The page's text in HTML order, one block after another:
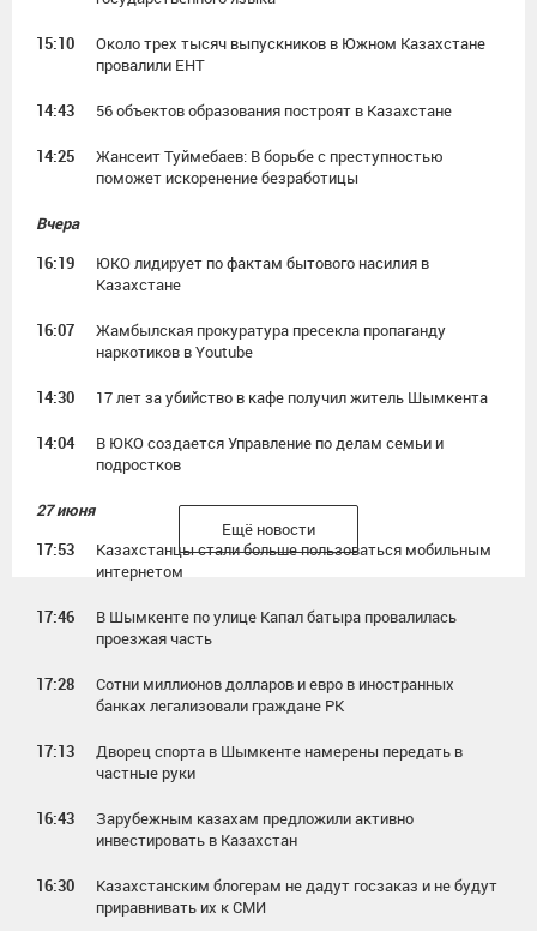
15:10
Около трех тысяч выпускников в Южном Казахстане
провалили ЕНТ
14:43 56 объектов образования построят в Казахстане
14:25
Жансеит Туймебаев: В борьбе с преступностью
поможет искоренение безработицы
Вчера
16:19
ЮКО лидирует по фактам бытового насилия в
Казахстане
16:07
Жамбылская прокуратура пресекла пропаганду
наркотиков в Youtube
14:30 17 лет за убийство в кафе получил житель Шымкента
14:04
В ЮКО создается Управление по делам семьи и
подростков
27 июня
17:53
Казахстанцы стали больше пользоваться мобильным
интернетом
17:46
В Шымкенте по улице Капал батыра провалилась
проезжая часть
17:28
Сотни миллионов долларов и евро в иностранных
банках легализовали граждане РК
17:13
Дворец спорта в Шымкенте намерены передать в
частные руки
16:43
Зарубежным казахам предложили активно
инвестировать в Казахстан
16:30
Казахстанским блогерам не дадут госзаказ и не будут
приравнивать их к СМИ
Ещё новости